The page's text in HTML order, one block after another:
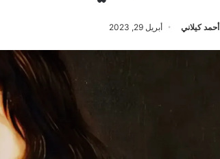
كيلاني أبريل 29, 2023